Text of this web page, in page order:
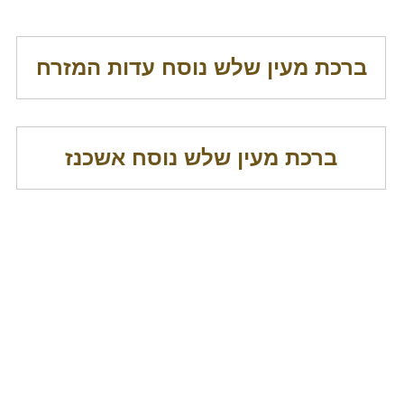
ברכת מעין שלש נוסח עדות המזרח
ברכת מעין שלש נוסח אשכנז